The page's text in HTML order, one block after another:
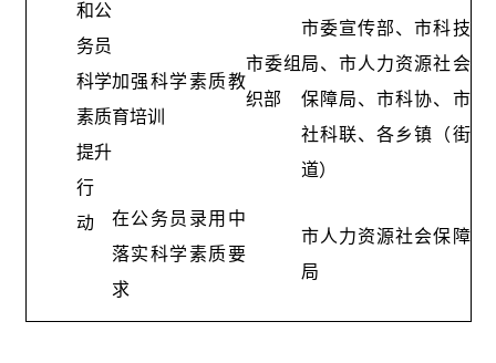
和公
务员
科学
素质
提升
行
动
市委组
织部
加强科学素质教
育培训
市委宣传部、市科技
局、市人力资源社会
保障局、市科协、市
社科联、各乡镇（街
道）
在公务员录用中
落实科学素质要
求
市人力资源社会保障
局